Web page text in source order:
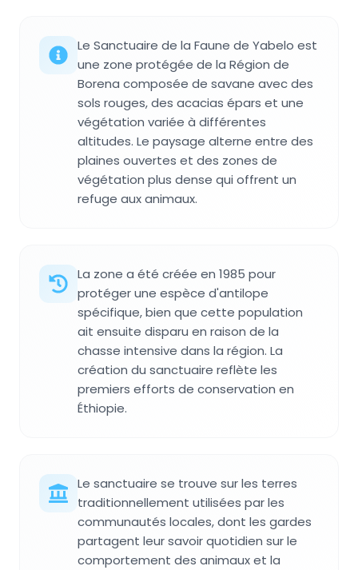
Le Sanctuaire de la Faune de Yabelo est
une zone protégée de la Région de
Borena composée de savane avec des
sols rouges, des acacias épars et une
végétation variée à différentes
altitudes. Le paysage alterne entre des
plaines ouvertes et des zones de
végétation plus dense qui offrent un
refuge aux animaux.
La zone a été créée en 1985 pour
protéger une espèce d'antilope
spécifique, bien que cette population
ait ensuite disparu en raison de la
chasse intensive dans la région. La
création du sanctuaire reflète les
premiers efforts de conservation en
Éthiopie.
Le sanctuaire se trouve sur les terres
traditionnellement utilisées par les
communautés locales, dont les gardes
partagent leur savoir quotidien sur le
comportement des animaux et la